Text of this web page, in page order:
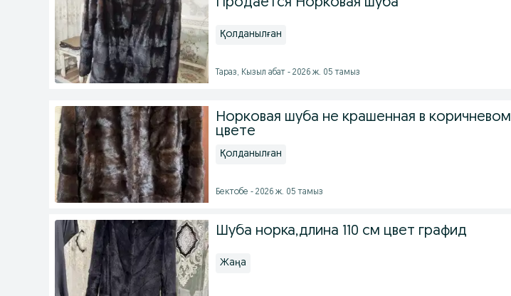
Продается Норковая шуба
Қолданылған
Тараз, Кызыл абат - 2026 ж. 05 тамыз
Норковая шуба не крашенная в коричневом
цвете
Қолданылған
Бектобе - 2026 ж. 05 тамыз
Шуба норка,длина 110 см цвет графид
Жаңа